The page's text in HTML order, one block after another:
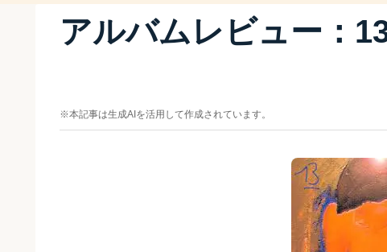
アルバムレビュー：
※本記事は生成AIを活用して作成されています。